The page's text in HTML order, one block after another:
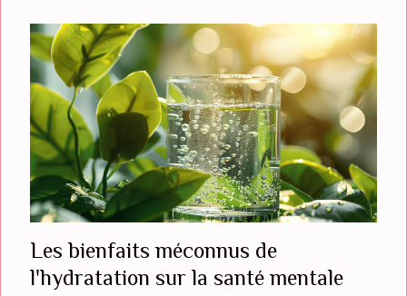
Les bienfaits méconnus de
l'hydratation sur la santé mentale